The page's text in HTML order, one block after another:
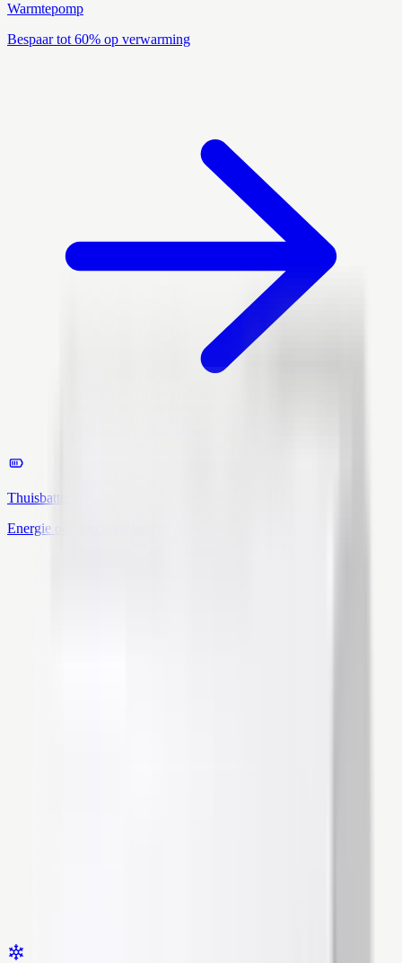
Warmtepomp
Bespaar tot 60% op verwarming
Thuisbatterij
Energie opslaan voor later